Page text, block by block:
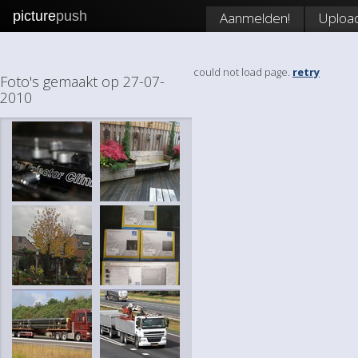
picturepush Aanmelden!
Foto's gemaakt op 27-07-
2010
could not load page. retry